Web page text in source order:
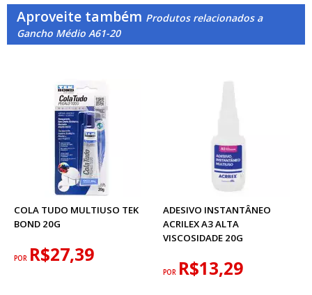
Aproveite também Produtos relacionados a
Gancho Médio A61-20
COLA TUDO MULTIUSO TEK
BOND 20G
POR R$27,39
ADESIVO INSTANTÂNEO
ACRILEX A3 ALTA
VISCOSIDADE 20G
POR R$13,29